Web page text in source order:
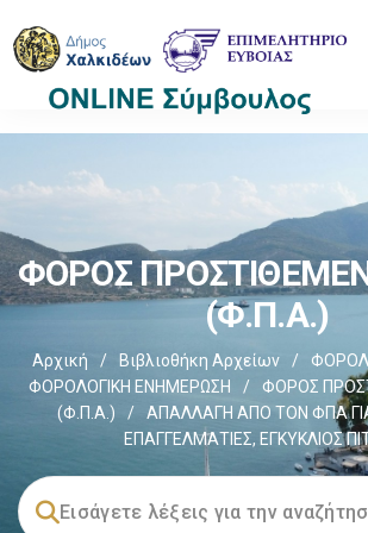
ΦΟΡΟΣ
(Φ.Π.Α.)
Αρχική / Βιβλιοθήκη Αρχείων /
ΦΟΡΟΛΟΓΙΚΗ ΕΝΗΜΕΡΩΣΗ
/
ΦΟΡΟΣ
(Φ.Π.Α.)
/
ΑΠΑΛΛΑΓΗ ΑΠΟ ΤΟΝ ΦΠΑ
ΕΠΑΓΓΕΛΜΑΤΙΕΣ, ΕΓΚΥΚΛΙΟΣ